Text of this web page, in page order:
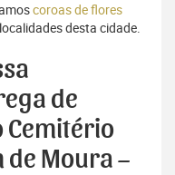
coroas de flores
desta cidade.
de
Cemitério
de Moura –